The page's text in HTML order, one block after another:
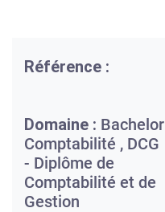
Référence :
Domaine : Bachelor
Comptabilité , DCG
- Diplôme de
Comptabilité et de
Gestion